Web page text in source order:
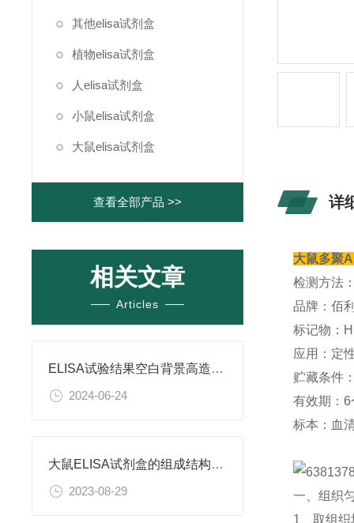
其他elisa试剂盒
植物elisa试剂盒
人elisa试剂盒
小鼠elisa试剂盒
大鼠elisa试剂盒
查看全部产品 >>
相关文章
Articles
ELISA试验结果空白背景高造成原因
2024-06-24
大鼠ELISA试剂盒的组成结构及检测条件
2023-08-29
详
大鼠多聚
检测方法
品牌：佰
标记物：
应用：定
贮藏条件
有效期：6
标本：血
一、组织
1、取组